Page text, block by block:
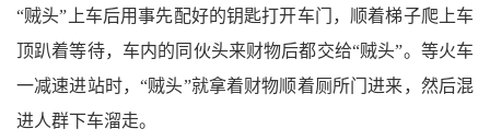
“贼头”上车后用事先配好的钥匙打开车门，顺着梯子爬上车
顶趴着等待，车内的同伙头来财物后都交给“贼头”。等火车
一减速进站时，“贼头”就拿着财物顺着厕所门进来，然后混
进人群下车溜走。